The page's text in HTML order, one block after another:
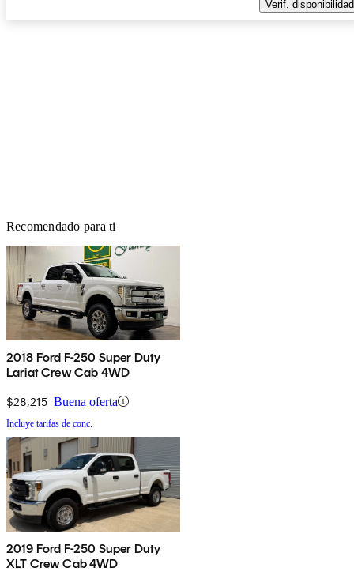
Verif. disponibilidad
Recomendado para ti
2018 Ford F-250 Super Duty
Lariat Crew Cab 4WD
$28,215 Buena oferta
Incluye tarifas de conc.
2019 Ford F-250 Super Duty
XLT Crew Cab 4WD